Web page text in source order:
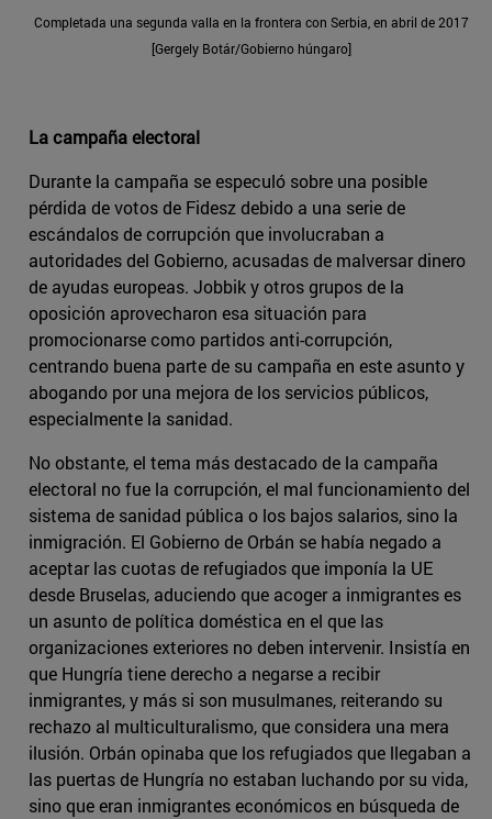
Completada una segunda valla en la frontera con Serbia, en abril de 2017
[Gergely Botár/Gobierno húngaro]
La campaña electoral
Durante la campaña se especuló sobre una posible
pérdida de votos de Fidesz debido a una serie de
escándalos de corrupción que involucraban a
autoridades del Gobierno, acusadas de malversar dinero
de ayudas europeas. Jobbik y otros grupos de la
oposición aprovecharon esa situación para
promocionarse como partidos anti-corrupción,
centrando buena parte de su campaña en este asunto y
abogando por una mejora de los servicios públicos,
especialmente la sanidad.
No obstante, el tema más destacado de la campaña
electoral no fue la corrupción, el mal funcionamiento del
sistema de sanidad pública o los bajos salarios, sino la
inmigración. El Gobierno de Orbán se había negado a
aceptar las cuotas de refugiados que imponía la UE
desde Bruselas, aduciendo que acoger a inmigrantes es
un asunto de política doméstica en el que las
organizaciones exteriores no deben intervenir. Insistía en
que Hungría tiene derecho a negarse a recibir
inmigrantes, y más si son musulmanes, reiterando su
rechazo al multiculturalismo, que considera una mera
ilusión. Orbán opinaba que los refugiados que llegaban a
las puertas de Hungría no estaban luchando por su vida,
sino que eran inmigrantes económicos en búsqueda de